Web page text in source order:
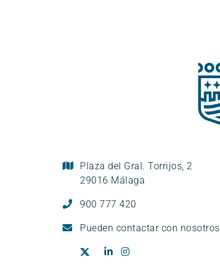
Plaza del Gral. Torrijos, 2
29016 Málaga
900 777 420
Pueden contactar con nosotros